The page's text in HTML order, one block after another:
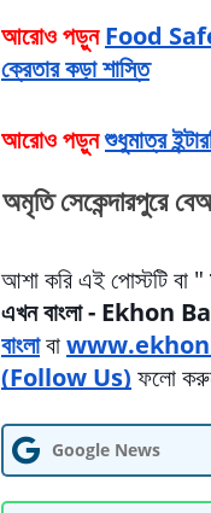
আরোও পড়ুন Food
ক্রেতার কড়া শাস্তি
আরোও পড়ুনশুধুমাত্র
অমৃতি সেকেন্দারপুরে
আশা করি এই পোস্টটি বা "
এখন বাংলা - Ekhon
বাংলাবা
(Follow Us) ফলো
Google News